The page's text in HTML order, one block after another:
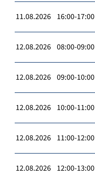
11.08.2026 16:00-17:00
12.08.2026 08:00-09:00
12.08.2026 09:00-10:00
12.08.2026 10:00-11:00
12.08.2026 11:00-12:00
12.08.2026 12:00-13:00